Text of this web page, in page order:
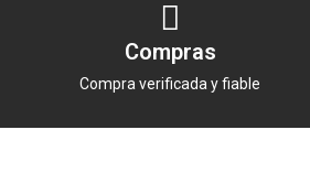
Compras
Compra verificada y fiable